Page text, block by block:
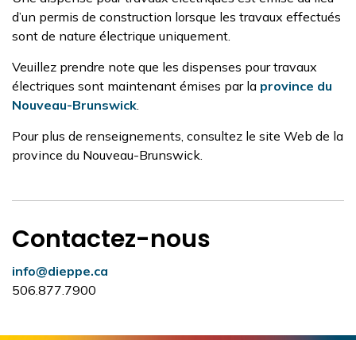
d’un permis de construction lorsque les travaux effectués
sont de nature électrique uniquement.
Veuillez prendre note que les dispenses pour travaux
électriques sont maintenant émises par la province du
Nouveau-Brunswick.
Pour plus de renseignements, consultez le site Web de la
province du Nouveau-Brunswick.
Contactez-nous
info@dieppe.ca
506.877.7900